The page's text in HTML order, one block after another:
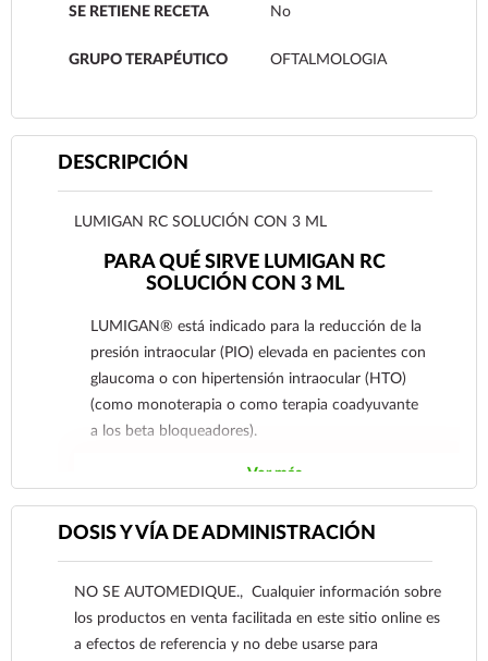
SE RETIENE RECETA No
GRUPO TERAPÉUTICO OFTALMOLOGIA
DESCRIPCIÓN
LUMIGAN RC SOLUCIÓN CON 3 ML
PARA QUÉ SIRVE LUMIGAN RC
SOLUCIÓN CON 3 ML
LUMIGAN® está indicado para la reducción de la
presión intraocular (PIO) elevada en pacientes con
glaucoma o con hipertensión intraocular (HTO)
(como monoterapia o como terapia coadyuvante
a los beta bloqueadores).
Ver más
DOSIS Y VÍA DE ADMINISTRACIÓN
NO SE AUTOMEDIQUE., Cualquier información sobre
los productos en venta facilitada en este sitio online es
a efectos de referencia y no debe usarse para